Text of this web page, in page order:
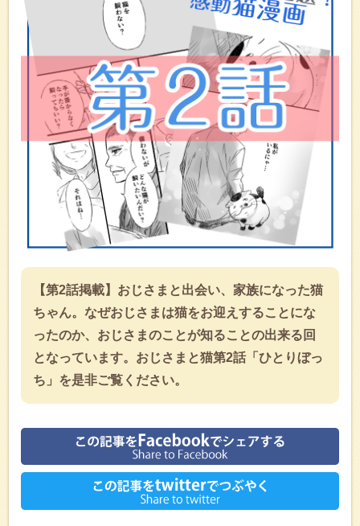
【第2話「ひとりぼっち」
ストーリー「おじさまと
【第2話掲載】おじさまと出会い、家族になった猫
ちゃん。なぜおじさまは猫をお迎えすることにな
ったのか、おじさまのことが知ることの出来る回
となっています。おじさまと猫第2話「ひとりぼっ
ち」を是非ご覧ください。